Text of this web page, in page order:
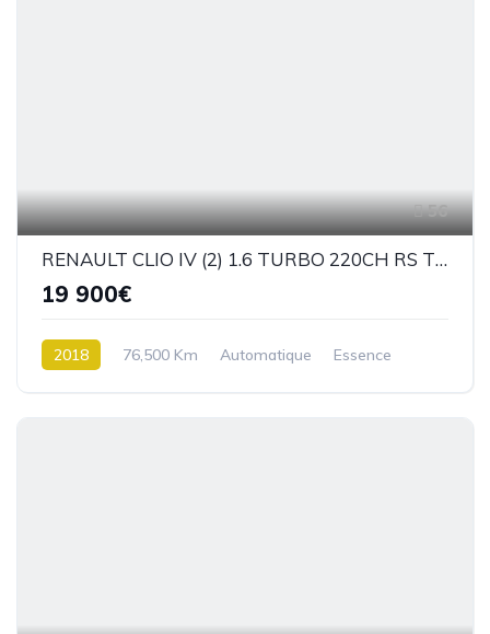
56
RENAULT CLIO IV (2) 1.6 TURBO 220CH RS TROPHY EDC
19 900€
2018 76,500 Km Automatique
Essence